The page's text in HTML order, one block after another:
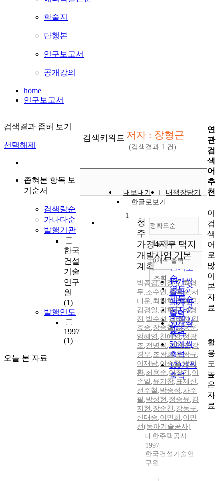
학술지
단행본
연구보고서
공개강의
home
연구보고서
검색결과 좁혀 보기
선택해제
좁혀본 항목 보
기순서
검색량순
가나다순
발행기관
한국
건설
기술
연구
원
(1)
발행연도
1997
(1)
오늘 본 자료
검색키워드 저자 : 장형근
(검색결과 1 건)
내보내기
내책장담기
한글로보기
정확도순
정확도
순
인기도
순
연도순
제목순
저자순
발행기
관순
내림차순
내림차순
10개씩 출력
10개씩
출력
20개씩
출력
30개씩
출력
50개씩
출력
100개씩
출력
조회
1
청
주
가경4지구 택지
개발사업 기본
계획
박종갑,이정규,최영
두,조수연 ,윤옥순,서
대운,최현화,장형근,
김경일 ,김희곤,이영
진 ,박수성 ,김성진,김
효종,장종철,김용운,
임혜영 ,천예영,정광
조,전병국,김태영,강
경우,조왕희,오왕규,
이재남,이종철,박기
환,최용준,이창기 ,이
존일 ,윤기창,표제신 ,
선주철 ,박종석 ,차주
필 ,박성현 ,정승윤,김
지현 ,장순천 ,강동구,
신대승,이민희 ,이민
선(동아기술공사)
대한주택공사
1997
한국건설기술연
구원
연
관
검
색
어
추
천
이
검
색
어
로
많
이
본
자
료
활
용
도
높
은
자
료